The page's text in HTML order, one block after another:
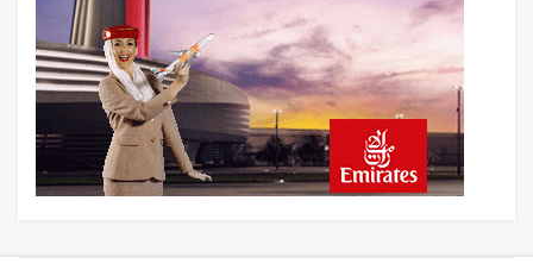
204 yeni sipariş
9 saat önce
İstanbul uçağına polis köpeklerle girdi: 3
yolcu indirildi
10 saat önce
kırım geçirdi